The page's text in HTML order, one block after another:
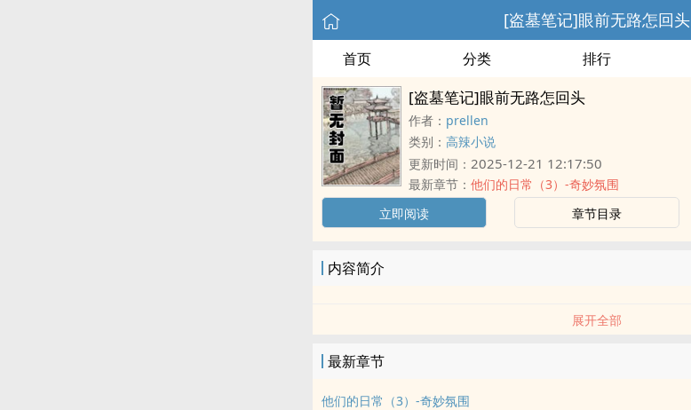
[盗墓笔记]眼前无路怎回头
首页 分类 排行
[盗墓笔记]眼前无路怎回头
作者： prellen
类别： 高辣小说
更新时间： 2025-12-21 12:17:50
最新章节： 他们的日常（3）-奇妙氛围
立即阅读
章节目录
内容简介
展开全部
最新章节
他们的日常（3）-奇妙氛围